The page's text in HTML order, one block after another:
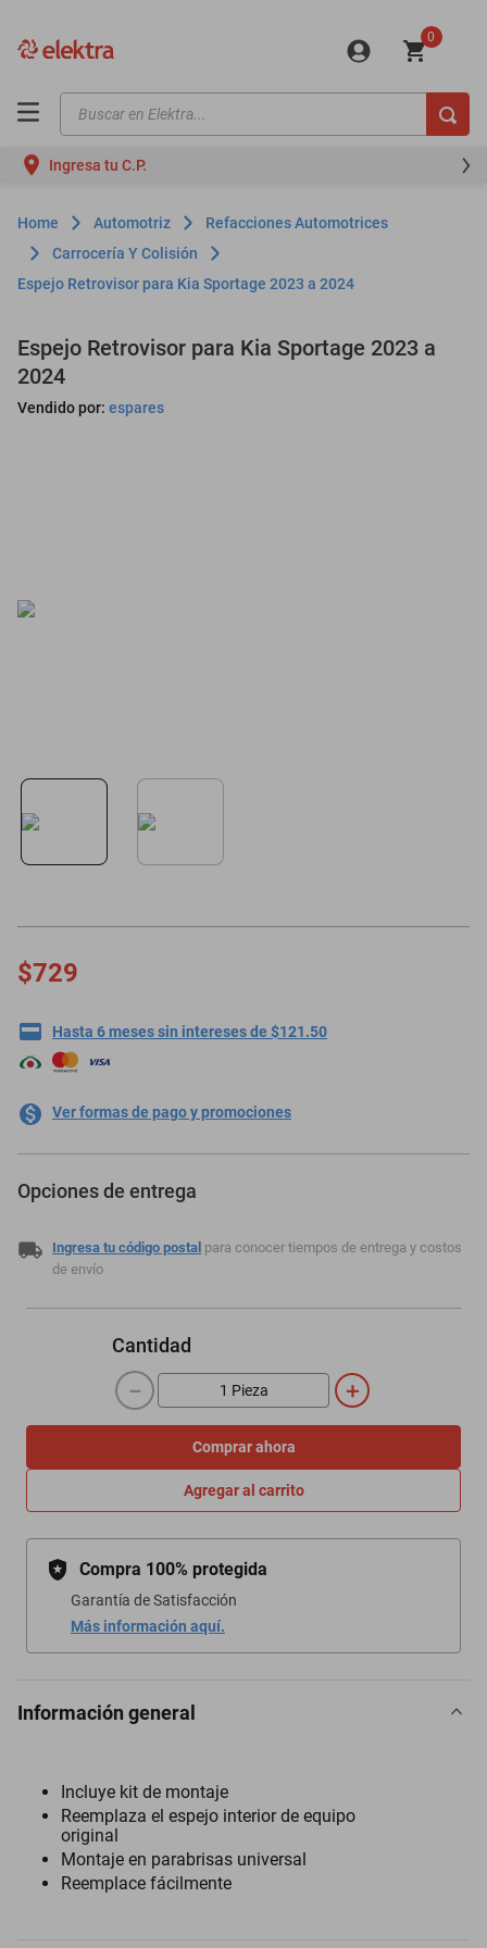
0
Buscar en Elektra...
Ingresa tu C.P.
Automotriz
Refacciones Automotrices
Carrocería Y Colisión
Espejo Retrovisor para Kia Sportage 2023 a 2024
Espejo Retrovisor para Kia Sportage 2023 a
2024
Vendido por: espares
$729
Hasta 6 meses sin intereses de $121.50
Ver formas de pago y promociones
Opciones de entrega
Ingresa tu código postal para conocer tiempos de entrega y costos
de envío
Cantidad
＋
－
Comprar ahora
Agregar al carrito
Compra 100% protegida
Garantía de Satisfacción
Más información aquí.
Información general
Incluye kit de montaje
Reemplaza el espejo interior de equipo
original
Montaje en parabrisas universal
Reemplace fácilmente
motos
moto
celulares
iphones
colchones